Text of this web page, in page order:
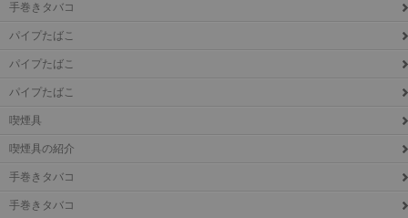
手巻きタバコ
パイプたばこ
パイプたばこ
パイプたばこ
喫煙具
喫煙具の紹介
手巻きタバコ
手巻きタバコ